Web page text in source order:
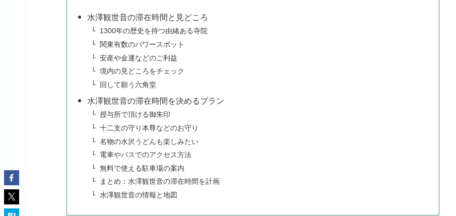
水澤観世音の滞在時間と見どころ
1300年の歴史を持つ由緒ある寺院
関東有数のパワースポット
安産や金運などのご利益
境内の見どころをチェック
回して願う六角堂
水澤観世音の滞在時間を決めるプラン
授与所で頂ける御朱印
十二支の守り本尊などのお守り
名物の水沢うどんも楽しみたい
電車やバスでのアクセス方法
無料で使える駐車場の案内
まとめ：水澤観世音の滞在時間を計画
水澤観世音の情報と地図